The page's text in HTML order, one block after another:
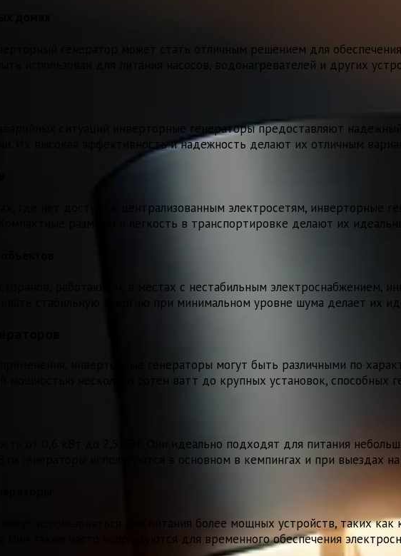
генератор может стать отличным решением для
использован для питания насосов, водонагревателей и других
ситуаций инверторные генераторы предоставляют
Их высокая эффективность и надежность делают их отличным
где нет доступа к централизованным электросетям, инверторные
размеры и легкость в транспортировке делают их
работающих в местах с нестабильным электроснабжением,
стабильную энергию при минимальном уровне шума делает их
инверторные генераторы могут быть различными по
мощностью несколько сотен ватт до крупных установок, способных
от 0,6 кВт до 2,5 кВт. Они идеально подходят для питания
генераторы используются в основном в кемпингах и при выездах
использоваться для питания более мощных устройств, таких как
Они также часто используются для временного обеспечения